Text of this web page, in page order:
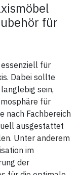
für
für
Dabei sollte
sein,
für
nach Fachbereich
ausgestattet
Unter anderem
im
der